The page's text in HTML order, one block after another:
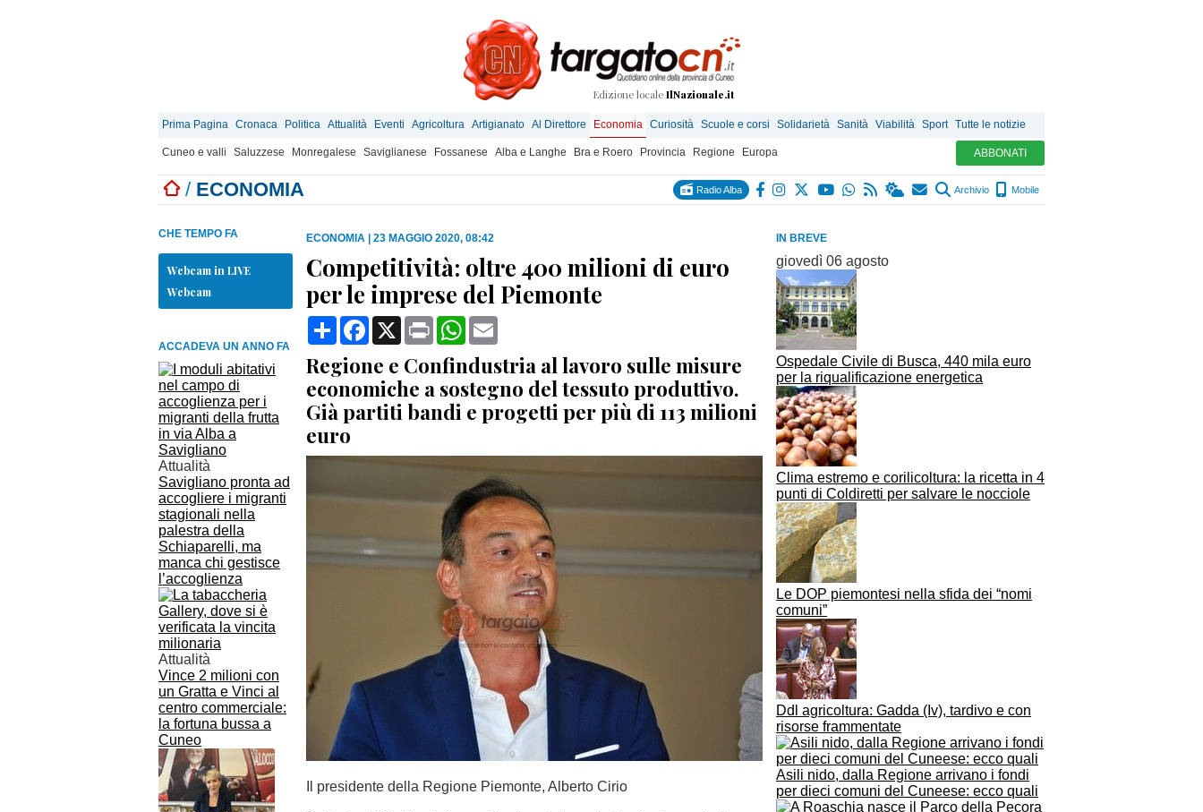
Edizione locale IlNazionale.it
Prima Pagina Cronaca Politica Attualità Eventi Agricoltura Artigianato Al Direttore Economia Curiosità Scuole e corsi Solidarietà Sanità Viabilità Sport Tutte le notizie
Cuneo e valli Saluzzese Monregalese Saviglianese Fossanese Alba e Langhe Bra e Roero Provincia Regione Europa ABBONATI
/ ECONOMIA Radio Alba Archivio Mobile
IN BREVE
giovedì 06 agosto
Ospedale Civile di Busca, 440 mila euro
per la riqualificazione energetica
Clima estremo e corilicoltura: la ricetta in 4
punti di Coldiretti per salvare le nocciole
Le DOP piemontesi nella sfida dei “nomi
comuni”
Ddl agricoltura: Gadda (Iv), tardivo e con
risorse frammentate
Asili nido, dalla Regione arrivano i fondi
per dieci comuni del Cuneese: ecco quali
CHE TEMPO FA
Webcam in LIVE
Webcam
ACCADEVA UN ANNO FA
Attualità
Savigliano pronta ad
accogliere i migranti
stagionali nella
palestra della
Schiaparelli, ma
manca chi gestisce
l’accoglienza
Attualità
Vince 2 milioni con
un Gratta e Vinci al
centro commerciale:
la fortuna bussa a
Cuneo
ECONOMIA 23 MAGGIO 2020, 08:42
Competitività: oltre 400 milioni di euro
per le imprese del Piemonte
CondividiFacebook
X Print WhatsApp
Regione e Confindustria al lavoro sulle misure
economiche a sostegno del tessuto produttivo.
Già partiti bandi e progetti per più di 113 milioni
euro
Il presidente della Regione Piemonte, Alberto Cirio